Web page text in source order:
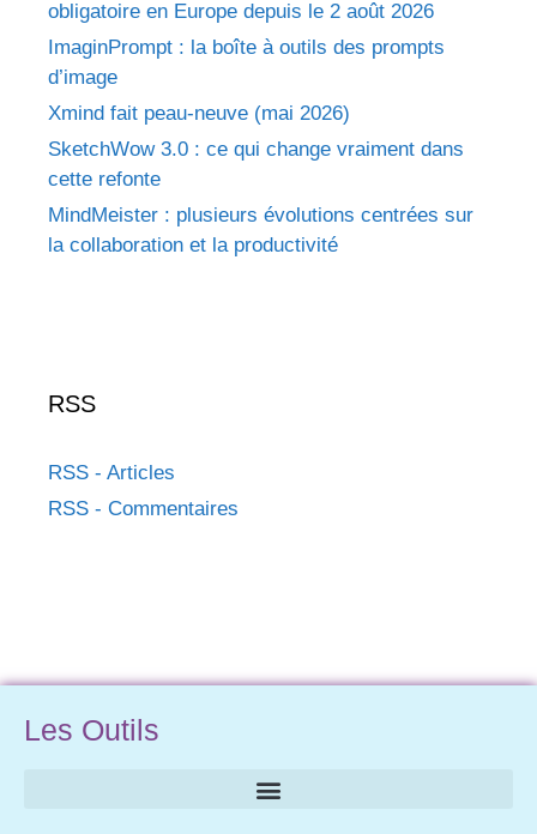
obligatoire en Europe depuis le 2 août 2026
ImaginPrompt : la boîte à outils des prompts
d’image
Xmind fait peau-neuve (mai 2026)
SketchWow 3.0 : ce qui change vraiment dans
cette refonte
MindMeister : plusieurs évolutions centrées sur
la collaboration et la productivité
RSS
RSS - Articles
RSS - Commentaires
Les Outils